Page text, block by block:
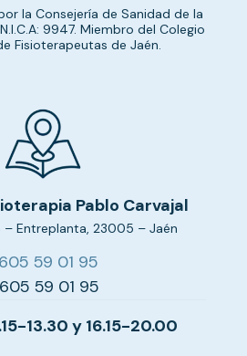
la Consejería de Sanidad de la
9947. Miembro del Colegio
Fisioterapeutas de Jaén.
Pablo Carvajal
– Entreplanta, 23005 – Jaén
59 01 95
605 59 01 95
13.30 y 16.15-20.00